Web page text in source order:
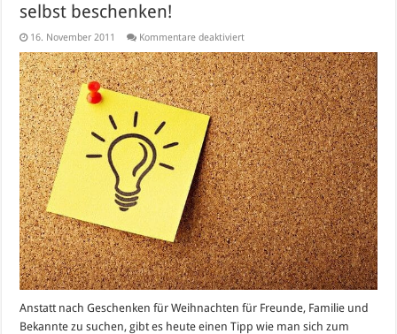
selbst beschenken!
16. November 2011 Kommentare deaktiviertfür
Sky
Weihnachtspaket
–
sich
einfach
mal
selbst
beschenken!
Anstatt nach Geschenken für Weihnachten für Freunde, Familie und
Bekannte zu suchen, gibt es heute einen Tipp wie man sich zum